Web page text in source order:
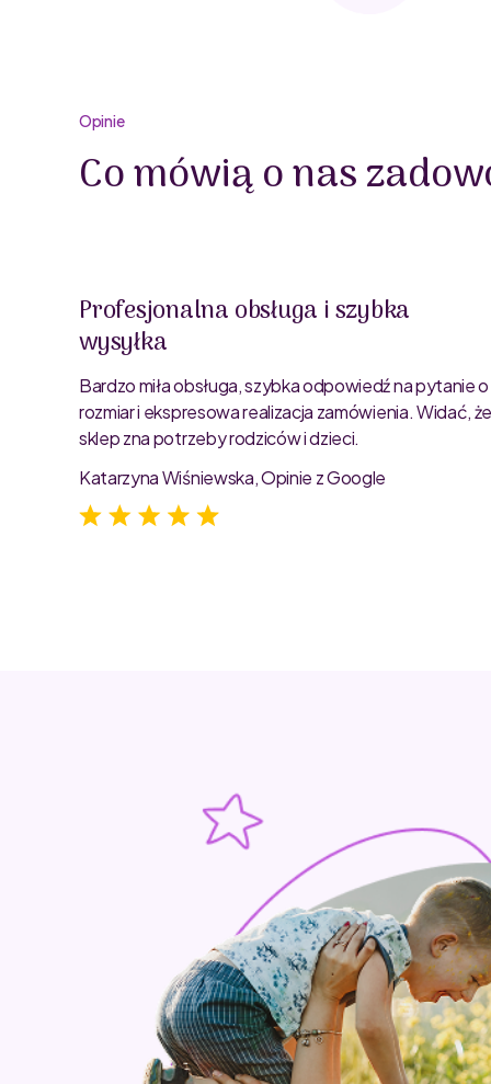
Opinie
Co mówią o nas
Profesjonalna obsługa i szybka
wysyłka
Bardzo miła obsługa, szybka odpowiedź na pytanie o
rozmiar i ekspresowa realizacja zamówienia. Widać, że
sklep zna potrzeby rodziców i dzieci.
Katarzyna Wiśniewska, Opinie z Google